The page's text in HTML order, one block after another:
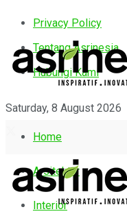
Privacy Policy
Tentang Asrinesia
Hubungi Kami
Saturday, 8 August 2026
Home
Arsitektur
Interior